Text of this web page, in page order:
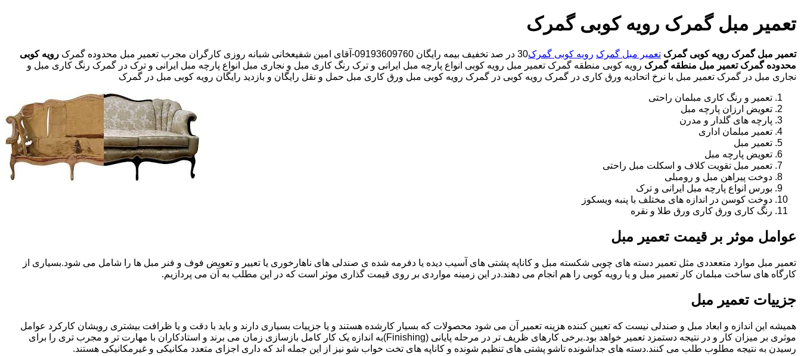
تعمیر مبل گمرک رویه کوبی گمرک
تعمیر مبل گمرک رویه کوبی گمرک تعمیر مبل گمرک رویه کوبی گمرک30 در صد تخفیف بیمه رایگان 09193609760-آقای امین شفیعخانی شبانه روزی کارگران مجرب تعمیر مبل محدوده گمرک
رویه کوبی
محدوده گمرک تعمیر مبل منطقه گمرک رویه کوبی منطقه گمرک تعمیر مبل رویه کوبی انواع پارچه مبل ایرانی و ترک رنگ کاری مبل و نجاری مبل انواع پارچه مبل ایرانی و ترک در گمرک رنگ کاری مبل و
نجاری مبل در گمرک تعمیر مبل با نرخ اتحادیه ورق کاری در گمرک رویه کوبی در گمرک رویه کوبی مبل ورق کاری مبل حمل و نقل رایگان و بازدید رایگان رویه کوبی مبل در گمرک
تعمیر و رنگ کاری مبلمان راحتی
تعویض ارزان پارچه مبل
پارچه های گلدار و مدرن
تعمیر مبلمان اداری
تعمیر مبل
تعویض پارچه مبل
تعمیر مبل تقویت کلاف و اسکلت مبل راحتی
دوخت پیراهن مبل و رومبلی
بورس انواع پارچه مبل ایرانی و ترک
دوخت کوسن در اندازه های مختلف با پنبه ویسکوز
رنگ کاری ورق کاری ورق طلا و نقره
عوامل موثر بر قیمت تعمیر مبل
تعمیر مبل موارد متععددی مثل تعمیر دسته های چوبی شکسته مبل و کاناپه پشتی های آسیب دیده یا دفرمه شده ی صندلی های ناهارخوری یا تعییر و تعویض فوف و فنر مبل ها را شامل می شود.بسیاری از
کارگاه های ساخت مبلمان کار تعمیر مبل و یا رویه کوبی را هم انجام می دهند.در این زمینه مواردی بر روی قیمت گذاری موثر است که در این مطلب به آن می پردازیم.
جزییات تعمیر مبل
همیشه این اندازه و ابعاد مبل و صندلی نیست که تعیین کننده هزینه تعمیر آن می شود محصولات که بسیار کارشده هستند و یا جزییات بسیاری دارند و باید با دقت و یا ظرافت بیشتری رویشان کارکرد عوامل
موثری بر میزان کار و در نتیجه دستمزد تعمیر خواهد بود.برخی کارهای ظریف تر در مرحله پایانی (Finishing)به اندازه یک کار کامل بازسازی زمان می برند و استادکاران با مهارت تر و مجرب تری را برای
رسیدن به نتیجه مطلوب طلب می کنند.دسته های جداشونده تاشو پشتی های تنظیم شونده و کاناپه های تخت خواب شو نیز از این جمله اند که داری اجزای متعدد مکانیکی و غیرمکانیکی هستند.